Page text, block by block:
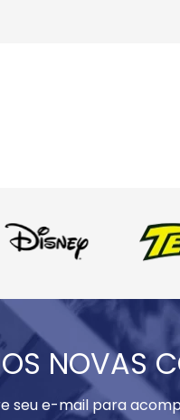
NOVAS
seu e-mail para